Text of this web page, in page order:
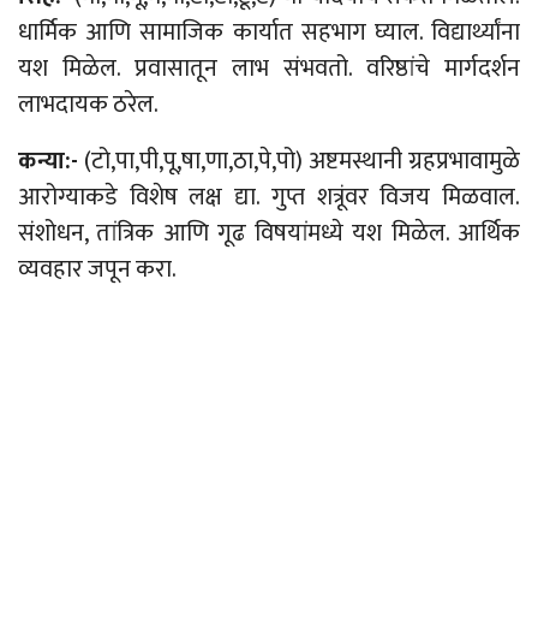
धार्मिक आणि सामाजिक कार्यात सहभाग घ्याल. विद्यार्थ्यांना
यश मिळेल. प्रवासातून लाभ संभवतो. वरिष्ठांचे मार्गदर्शन
लाभदायक ठरेल.
कन्या:- (टो,पा,पी,पू,षा,णा,ठा,पे,पो) अष्टमस्थानी ग्रहप्रभावामुळे
आरोग्याकडे विशेष लक्ष द्या. गुप्त शत्रूंवर विजय मिळवाल.
संशोधन, तांत्रिक आणि गूढ विषयांमध्ये यश मिळेल. आर्थिक
व्यवहार जपून करा.